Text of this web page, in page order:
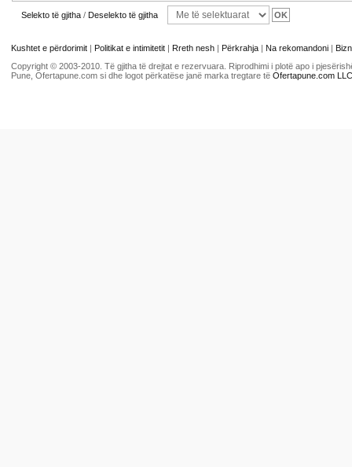
Selekto të gjitha / Deselekto të gjitha
Kushtet e përdorimit | Politikat e intimitetit | Rreth nesh | Përkrahja | Na rekomandoni |
Copyright © 2003-2010. Të gjitha të drejtat e rezervuara. Riprodhimi i plotë apo i
Pune, Ofertapune.com si dhe logot përkatëse janë marka tregtare të Ofertapune.com LLC